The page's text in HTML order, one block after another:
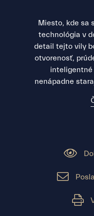
Miesto, kde sa
technológia v
detail tejto vily
otvorenosť,
nenápadne